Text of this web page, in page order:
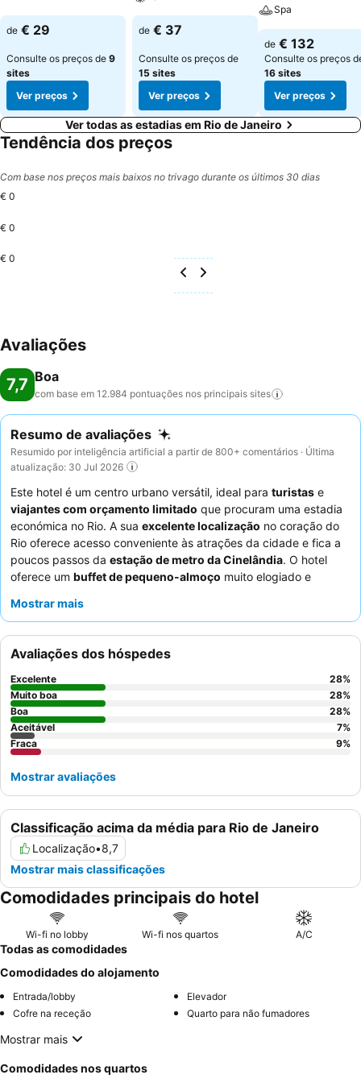
de € 29
Consulte os preços de 9
sites
Ver preços
de € 37
Consulte os preços de
15 sites
Ver preços
Spa
de € 132
Consulte os preços
16 sites
Ver preços
Ver todas as estadias em Rio de Janeiro
Tendência dos preços
Com base nos preços mais baixos no trivago durante os últimos 30 dias
€ 0
€ 0
€ 0
Avaliações
7,7 Boa
com base em 12.984 pontuações nos principais sites
Resumo de avaliações
Resumido por inteligência artificial a partir de 800+ comentários · Última
atualização: 30 Jul 2026
Este hotel é um centro urbano versátil, ideal para turistas e
viajantes com orçamento limitado que procuram uma estadia
económica no Rio. A sua excelente localização no coração do
Rio oferece acesso conveniente às atrações da cidade e fica a
poucos passos da estação de metro da Cinelândia. O hotel
oferece um buffet de pequeno-almoço muito elogiado e
seleção diversificada de pães, bolos e frutas. Os hóspedes
cordialidade, atenção e capacidade de resolução de problemas.
Para uma experiência mais tranquila, os hóspedes podem
preferir quartos que não estejam virados para a rua.
Mostrar mais
Classificação acima da média para Rio de Janeiro
Localização•8,7
Mostrar mais classificações
Avaliações dos hóspedes
Excelente 28%
Muito boa
28%
Boa
28%
Aceitável
7%
Fraca
9%
Mostrar avaliações
Comodidades principais do hotel
Wi-fi no lobby Wi-fi nos quartos A/C
Todas as comodidades
Comodidades do alojamento
Entrada/lobby
Elevador
Cofre na receção
Quarto para não fumadores
Mostrar mais
Comodidades nos quartos